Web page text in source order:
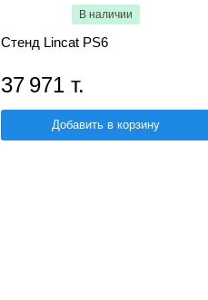
В наличии
Стенд Lincat PS6
37 971 т.
Добавить в корзину